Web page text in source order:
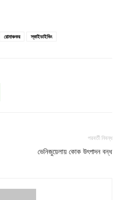
রোমাঞ্চকর স্কাইডাইভিং
পরবর্তী নিবন্ধ
ভেনিজুয়েলায় কোক উৎপাদন বন্ধ